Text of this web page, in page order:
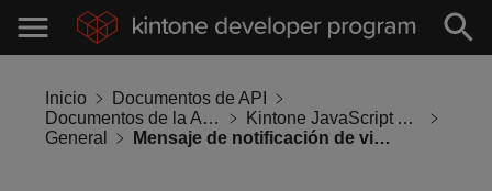
Inicio
Documentos de API
Documentos de la API de Kintone
Kintone JavaScript API
General
Mensaje de notificación de visualización